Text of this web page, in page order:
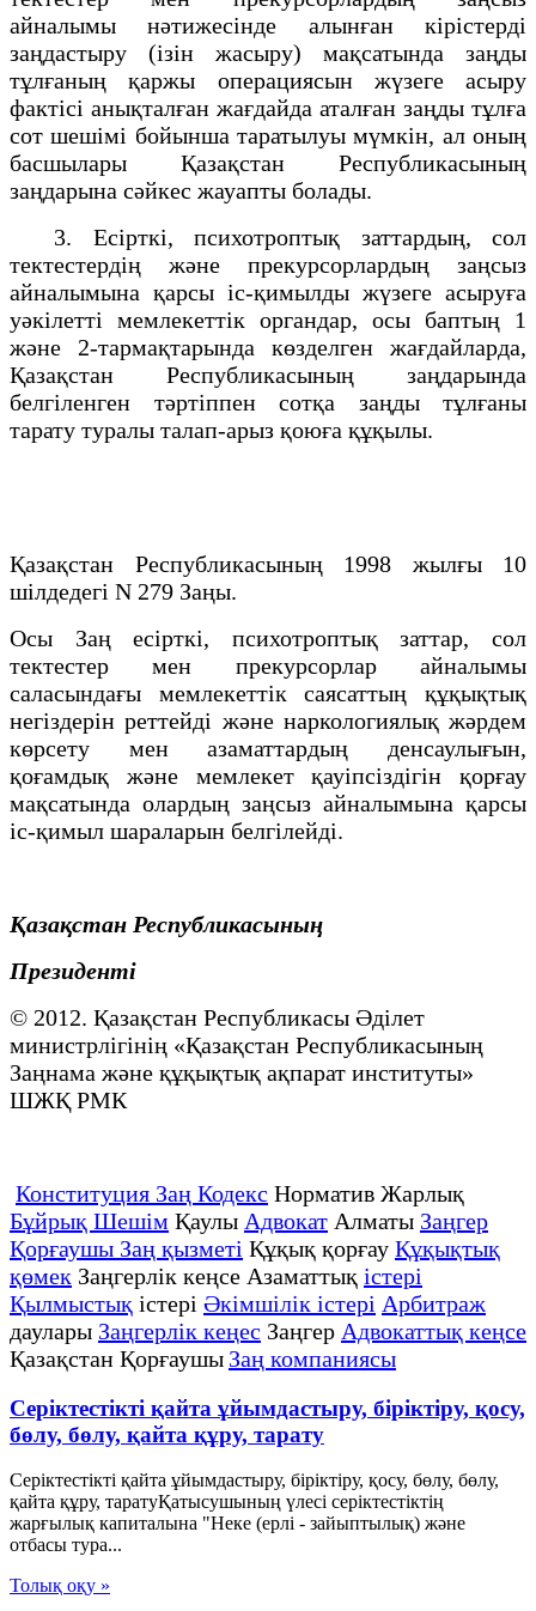
айналымы нәтижесiнде алынған кiрiстердi
заңдастыру (iзiн жасыру) мақсатында заңды
тұлғаның қаржы операциясын жүзеге асыру
фактiсi анықталған жағдайда аталған заңды тұлға
сот шешiмi бойынша таратылуы мүмкiн, ал оның
басшылары Қазақстан Республикасының
заңдарына сәйкес жауапты болады.
3. Есiрткi, психотроптық заттардың, сол
тектестердiң және прекурсорлардың заңсыз
айналымына қарсы iс-қимылды жүзеге асыруға
уәкiлеттi мемлекеттiк органдар, осы баптың 1
және 2-тармақтарында көзделген жағдайларда,
Қазақстан Республикасының заңдарында
белгiленген тәртiппен сотқа заңды тұлғаны
тарату туралы талап-арыз қоюға құқылы.
Қазақстан Республикасының 1998 жылғы 10
шiлдедегi N 279 Заңы.
Осы Заң есiрткi, психотроптық заттар, сол
тектестер мен прекурсорлар айналымы
саласындағы мемлекеттiк саясаттың құқықтық
негiздерiн реттейдi және наркологиялық жәрдем
көрсету мен азаматтардың денсаулығын,
қоғамдық және мемлекет қауiпсiздiгiн қорғау
мақсатында олардың заңсыз айналымына қарсы
iс-қимыл шараларын белгiлейдi.
Қазақстан Республикасының
Президенті
© 2012. Қазақстан Республикасы Әділет
министрлігінің «Қазақстан Республикасының
Заңнама және құқықтық ақпарат институты»
ШЖҚ РМК
Конституция Заң Кодекс Норматив Жарлық
Бұйрық Шешім Қаулы Адвокат Алматы Заңгер
Қорғаушы Заң қызметі Құқық қорғау Құқықтық
қөмек Заңгерлік кеңсе Азаматтық істері
Қылмыстық істері Әкімшілік істері Арбитраж
даулары Заңгерлік кеңес Заңгер Адвокаттық кеңсе
Қазақстан Қорғаушы Заң компаниясы
Серіктестікті қайта ұйымдастыру, біріктіру, қосу,
бөлу, бөлу, қайта құру, тарату
Серіктестікті қайта ұйымдастыру, біріктіру, қосу, бөлу, бөлу,
қайта құру, таратуҚатысушының үлесі серіктестіктің
жарғылық капиталына "Неке (ерлі - зайыптылық) және
отбасы тура...
Толық оқу »